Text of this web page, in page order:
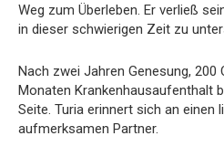
Weg zum Überleben. Er verließ
in dieser schwierigen Zeit zu
Nach zwei Jahren Genesung, 200
Monaten Krankenhausaufenthalt
Seite. Turia erinnert sich an einen
aufmerksamen Partner.